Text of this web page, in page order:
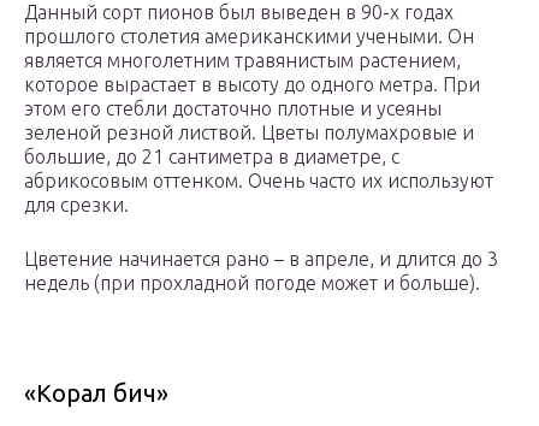
Данный сорт пионов был выведен в 90-х годах
прошлого столетия американскими учеными. Он
является многолетним травянистым растением,
которое вырастает в высоту до одного метра. При
этом его стебли достаточно плотные и усеяны
зеленой резной листвой. Цветы полумахровые и
большие, до 21 сантиметра в диаметре, с
абрикосовым оттенком. Очень часто их используют
для срезки.
Цветение начинается рано – в апреле, и длится до 3
недель (при прохладной погоде может и больше).
«Корал бич»